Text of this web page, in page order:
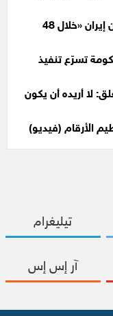
بزشكيان: تصوروا أنهم سيُسقطون إيران «خلال 48
الحكومة تسرّع تنفيذ
لا أريده أن يكون
الأرقام (فيديو)
تيليغرام
آر إس إس